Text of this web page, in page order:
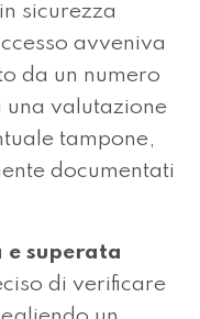
sicurezza
avveniva
da un numero
una valutazione
tampone,
documentati
superata
di verificare